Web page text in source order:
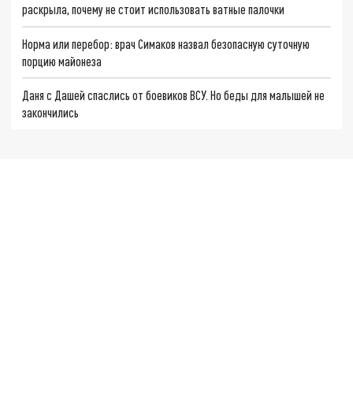
раскрыла, почему не стоит использовать ватные палочки
Норма или перебор: врач Симаков назвал безопасную суточную
порцию майонеза
Даня с Дашей спаслись от боевиков ВСУ. Но беды для малышей не
закончились